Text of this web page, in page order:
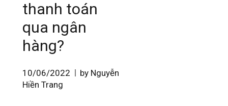
thanh toán
qua ngân
hàng?
10/06/2022
by Nguyễn
Hiền Trang